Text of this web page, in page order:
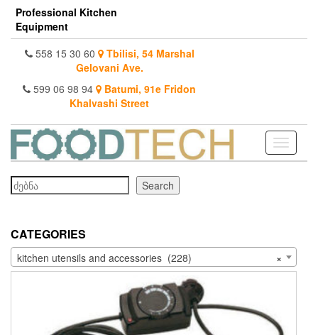
Skip
the
content
Professional Kitchen
Equipment
558 15 30 60
Tbilisi, 54 Marshal
Gelovani Ave.
599 06 98 94
Batumi, 91e Fridon
Khalvashi Street
Toggle
Search
Search
CATEGORIES
×
kitchen utensils and accessories (228)